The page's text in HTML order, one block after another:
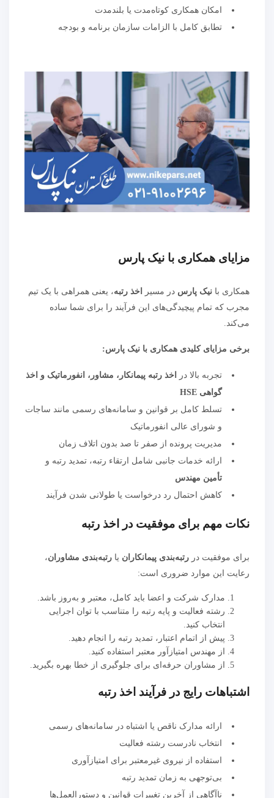
امکان همکاری کوتاه‌مدت یا بلندمدت
تطابق کامل با الزامات سازمان برنامه و بودجه
مزایای همکاری با نیک پارس
همکاری با نیک پارس در مسیر اخذ رتبه، یعنی همراهی با یک تیم
مجرب که تمام پیچیدگی‌های این فرآیند را برای شما ساده
می‌کند.
برخی مزایای کلیدی همکاری با نیک پارس:
تجربه بالا در
اخذ رتبه پیمانکار، مشاور، انفورماتیک و اخذ
گواهی HSE
تسلط کامل بر قوانین و سامانه‌های رسمی مانند ساجات
و شورای عالی انفورماتیک
مدیریت پرونده از صفر تا صد بدون اتلاف زمان
ارائه خدمات جانبی شامل ارتقاء رتبه، تمدید رتبه و
تأمین مهندس
کاهش احتمال رد درخواست یا طولانی شدن فرآیند
نکات مهم برای موفقیت در اخذ رتبه
برای موفقیت در رتبه‌بندی پیمانکاران یا رتبه‌بندی مشاوران،
رعایت این موارد ضروری است:
مدارک شرکت و اعضا باید کامل، معتبر و به‌روز باشد.
رشته فعالیت و پایه رتبه را متناسب با توان اجرایی
انتخاب کنید.
پیش از اتمام اعتبار، تمدید رتبه را انجام دهید.
از مهندس امتیازآور معتبر استفاده کنید.
از مشاوران حرفه‌ای برای جلوگیری از خطا بهره بگیرید.
اشتباهات رایج در فرآیند اخذ رتبه
ارائه مدارک ناقص یا اشتباه در سامانه‌های رسمی
انتخاب نادرست رشته فعالیت
استفاده از نیروی غیرمعتبر برای امتیازآوری
بی‌توجهی به زمان تمدید رتبه
ناآگاهی از آخرین تغییرات قوانین و دستورالعمل‌ها